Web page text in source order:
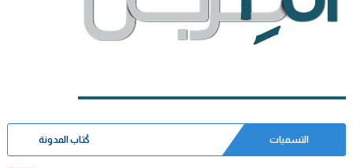
التسميات كُتاب المدونة